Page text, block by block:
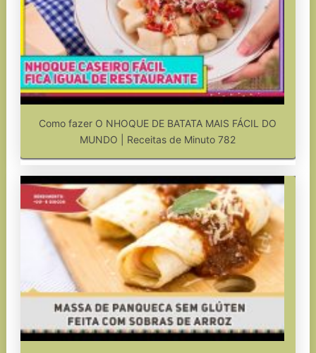
Como fazer O NHOQUE DE BATATA MAIS FÁCIL DO
MUNDO | Receitas de Minuto 782